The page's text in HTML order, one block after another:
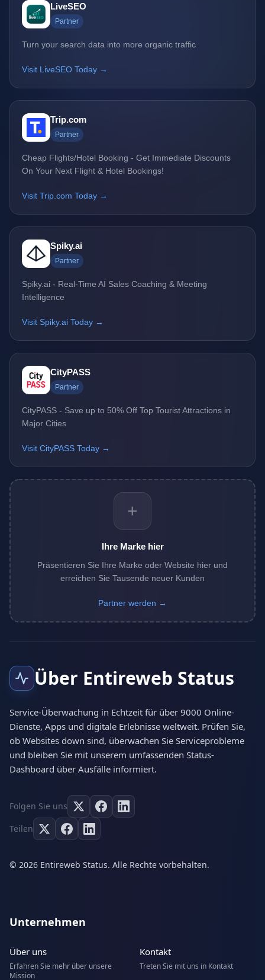
LiveSEO
Partner
Turn your search data into more organic traffic
Visit LiveSEO Today →
Trip.com
Partner
Cheap Flights/Hotel Booking - Get Immediate Discounts
On Your Next Flight & Hotel Bookings!
Visit Trip.com Today →
Spiky.ai
Partner
Spiky.ai - Real-Time AI Sales Coaching & Meeting
Intelligence
Visit Spiky.ai Today →
CityPASS
Partner
CityPASS - Save up to 50% Off Top Tourist Attractions in
Major Cities
Visit CityPASS Today →
+
Ihre Marke hier
Präsentieren Sie Ihre Marke oder Website hier und
erreichen Sie Tausende neuer Kunden
Partner werden →
Über Entireweb Status
Service-Überwachung in Echtzeit für über 9000 Online-
Dienste, Apps und digitale Erlebnisse weltweit. Prüfen Sie,
ob Websites down sind, überwachen Sie Serviceprobleme
und bleiben Sie mit unserem umfassenden Status-
Dashboard über Ausfälle informiert.
Folgen Sie uns
Teilen
© 2026 Entireweb Status. Alle Rechte vorbehalten.
Unternehmen
Über uns
Erfahren Sie mehr über unsere
Mission
Kontakt
Treten Sie mit uns in Kontakt